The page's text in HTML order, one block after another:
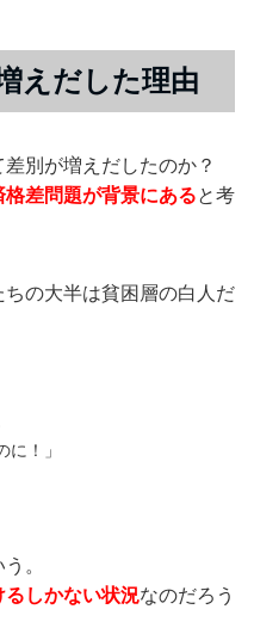
えだした理由
別が増えだしたのか？
差問題が背景にあると考
の大半は貧困層の白人だ
！」
。
しかない状況なのだろう